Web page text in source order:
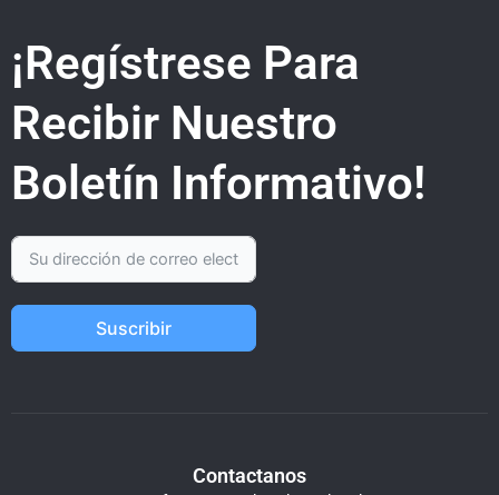
¡Regístrese Para
Recibir Nuestro
Boletín Informativo!
Suscribir
Contactanos